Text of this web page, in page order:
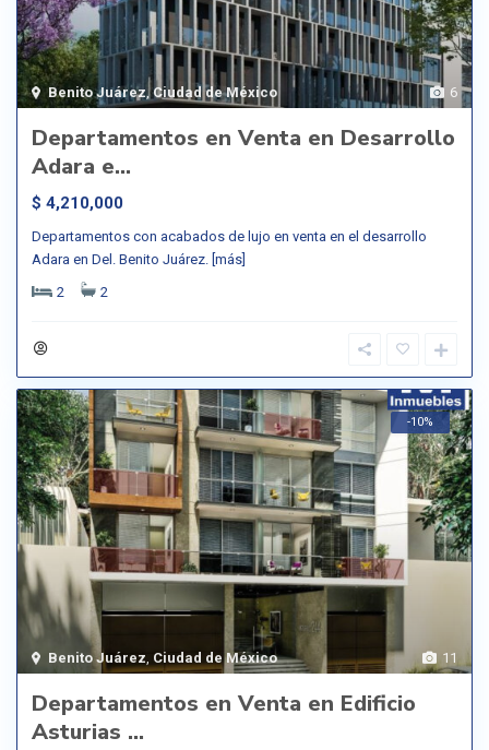
6
Benito Juárez,Ciudad de México
Departamentos en Venta en Desarrollo
Adara e...
$ 4,210,000
Departamentos con acabados de lujo en venta en el desarrollo
Adara en Del. Benito Juárez. [más]
2
2
11
Benito Juárez, Ciudad de México
-10%
Departamentos en Venta en Edificio
Asturias ...